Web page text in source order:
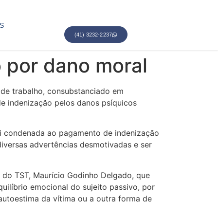
(41) 3232-2237
dano moral
trabalho, consubstanciado em
indenização pelos danos psíquicos
ao pagamento de indenização
advertências desmotivadas e ser
TST, Maurício Godinho Delgado, que
emocional do sujeito passivo, por
da vítima ou a outra forma de